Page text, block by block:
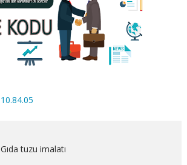
10.84.05
Gıda tuzu imalatı